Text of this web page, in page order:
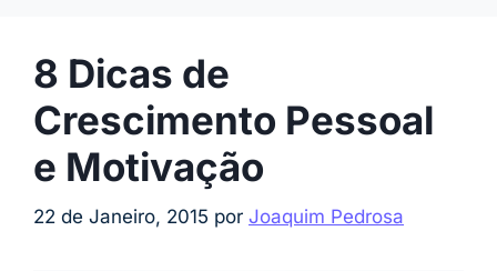
8 Dicas de
Crescimento Pessoal
e Motivação
22 de Janeiro, 2015 por Joaquim Pedrosa